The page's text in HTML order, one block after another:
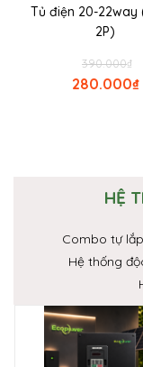
Tủ điện 20-22way
2P)
₫
390.000
₫
280.000
HỆ
Combo tự
Hệ thống